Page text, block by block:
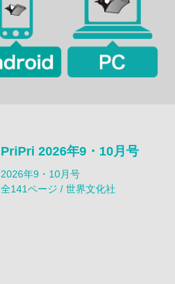
PriPri 2026年9・10月号
2026年9・10月号
全141ページ / 世界文化社